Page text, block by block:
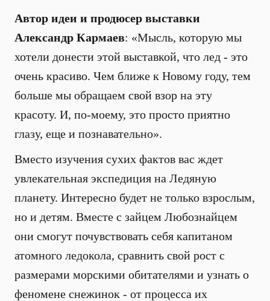
Автор идеи и продюсер выставки
Александр Кармаев: «Мысль, которую мы
хотели донести этой выставкой, что лед - это
очень красиво. Чем ближе к Новому году, тем
больше мы обращаем свой взор на эту
красоту. И, по-моему, это просто приятно
глазу, еще и познавательно».
Вместо изучения сухих фактов вас ждет
увлекательная экспедиция на Ледяную
планету. Интересно будет не только взрослым,
но и детям. Вместе с зайцем Любознайцем
они смогут почувствовать себя капитаном
атомного ледокола, сравнить свой рост с
размерами морскими обитателями и узнать о
феномене снежинок - от процесса их